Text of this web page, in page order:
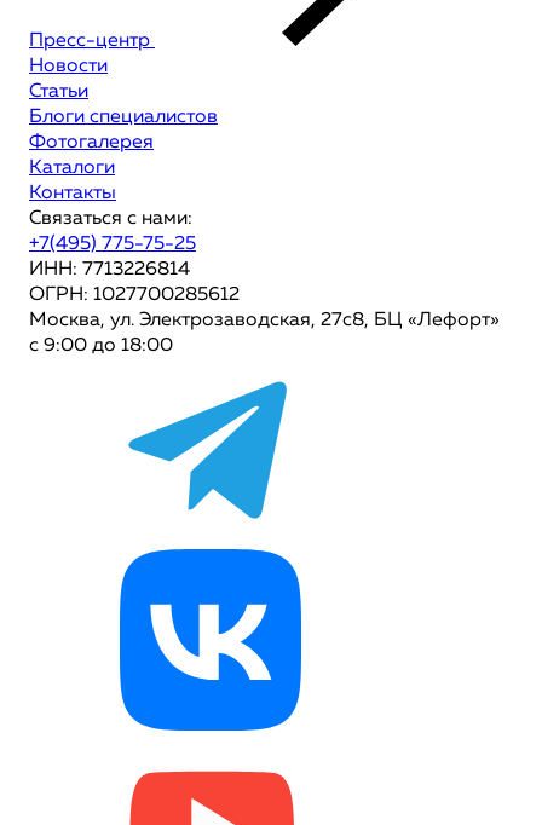
Пресс-центр
Новости
Статьи
Блоги специалистов
Фотогалерея
Каталоги
Контакты
Связаться с нами:
+7(495) 775-75-25
ИНН: 7713226814
ОГРН: 1027700285612
Москва, ул. Электрозаводская, 27с8, БЦ «Лефорт»
с 9:00 до 18:00